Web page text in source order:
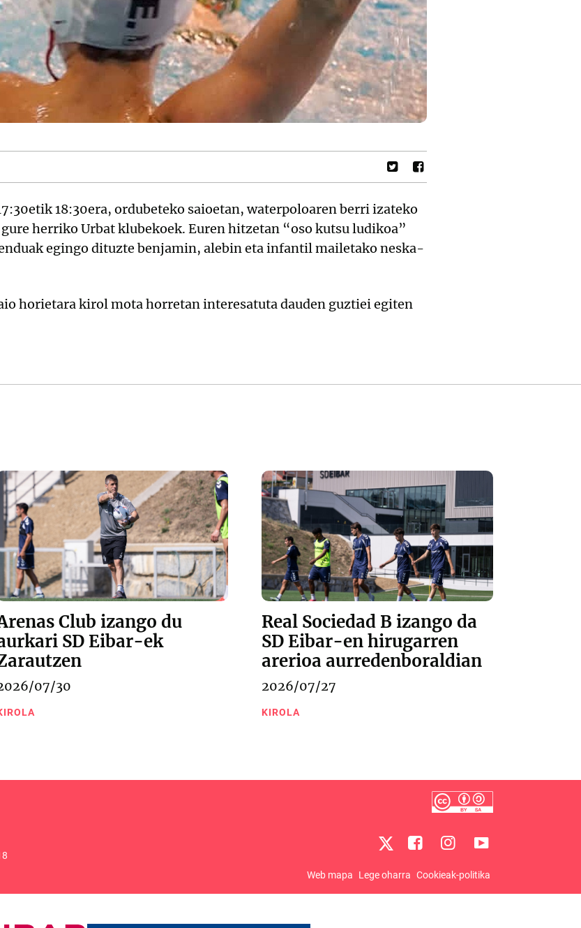
18:30era, ordubeteko saioetan, waterpoloaren berri izateko
herriko Urbat klubekoek. Euren hitzetan “oso kutsu ludikoa”
egingo dituzte benjamin, alebin eta infantil mailetako neska-
horietara kirol mota horretan interesatuta dauden guztiei egiten
Club izango du
SD Eibar-ek
07/30
Real Sociedad B izango da
SD Eibar-en hirugarren
arerioa aurredenboraldian
2026/07/27
KIROLA
Web mapa Lege oharra Cookieak-politika